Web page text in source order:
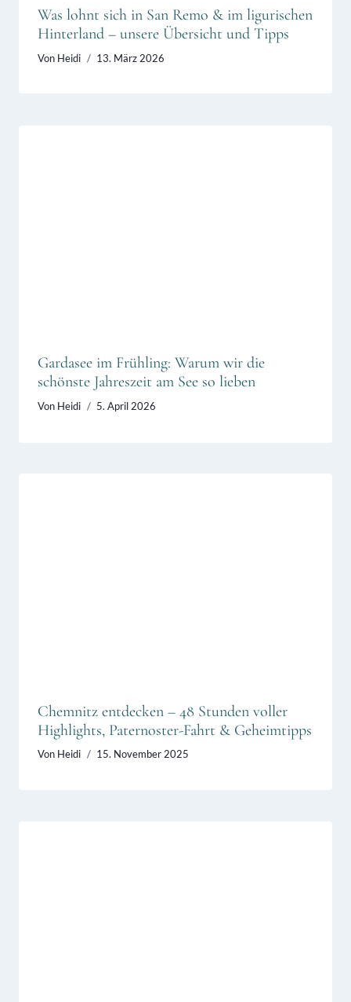
Was lohnt sich in San Remo & im ligurischen
Hinterland – unsere Übersicht und Tipps
Von Heidi 13. März 2026
Gardasee im Frühling: Warum wir die
schönste Jahreszeit am See so lieben
Von Heidi 5. April 2026
Chemnitz entdecken – 48 Stunden voller
Highlights, Paternoster-Fahrt & Geheimtipps
Von Heidi 15. November 2025